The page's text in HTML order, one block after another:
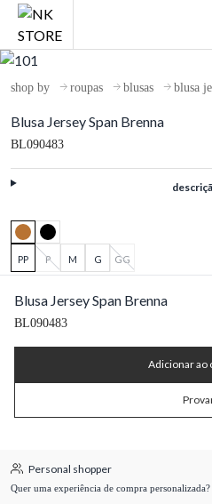
shop by roupas blusas blusa
Blusa Jersey Span Brenna
BL090483
PP P M G
GG
Blusa Jersey Span Brenna
BL090483
Adicionar ao
Personal shopper
Quer uma experiência de compra personalizada?